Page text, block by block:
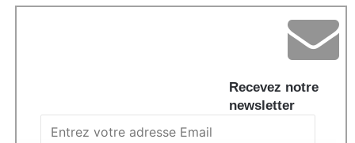
Recevez notre
newsletter